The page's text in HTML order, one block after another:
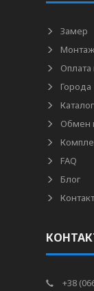
Замер
Монтаж
Оплата
Города
Обмен
FAQ
Блог
+38